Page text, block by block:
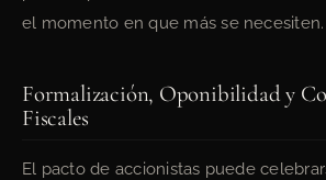
el momento en que más se necesiten.
Formalización, Oponibilidad y
Fiscales
El pacto de accionistas puede